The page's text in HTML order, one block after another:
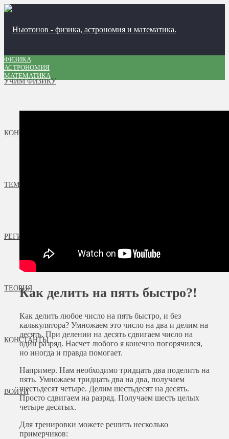
УЧИМ ФИЗИКУ
КОНСТРУКТОР ФОРМУЛ
ТЕМЫ УРОКОВ
РЕГИСТРАЦИЯ
ТЕОРИЯ
КОНСТАНТЫ
ВОЙТИ
ФИЗИКА
АСТРОНОМИЯ
МАТЕМАТИКА
Как делить на пять быстро?!
Как делить любое число на пять быстро, и без
калькулятора? Умножаем это число на два и делим на
десять. При делении на десять сдвигаем число на
один разряд. Насчет любого я конечно погорячился,
но иногда и правда помогает.
Например. Нам необходимо тридцать два поделить на
пять. Умножаем тридцать два на два, получаем
шестьдесят четыре. Делим шестьдесят на десять.
Просто сдвигаем на разряд. Получаем шесть целых
четыре десятых.
Для тренировки можете решить несколько
примерчиков: